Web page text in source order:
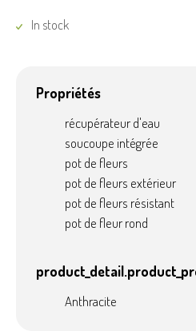
In stock
Propriétés
récupérateur d'eau
soucoupe intégrée
pot de fleurs
pot de fleurs extérieur
pot de fleurs résistant
pot de fleur rond
Anthracite